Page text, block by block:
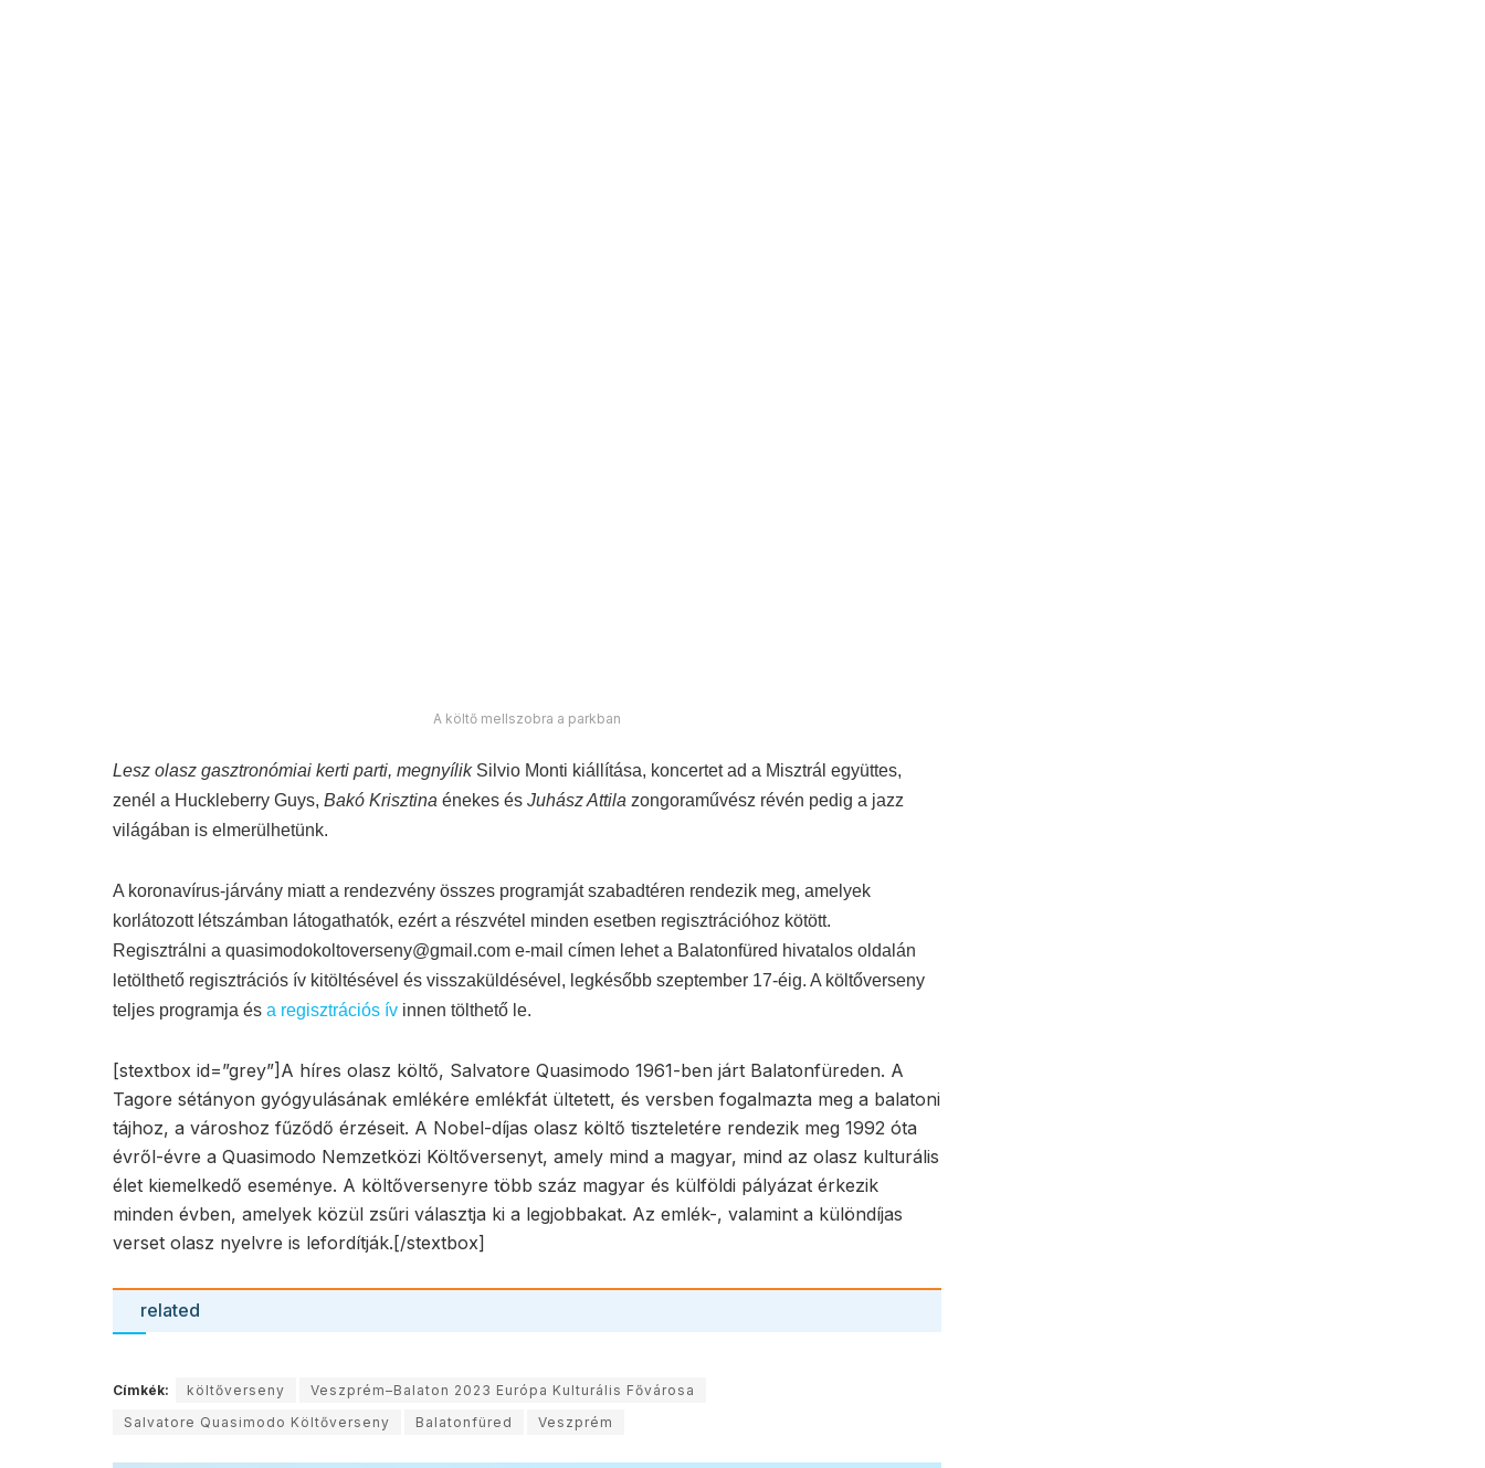
Előző hír
autóból nézve
sporttelepéről
KAPCSOLÓDÓCIKKEK
NÁPOLY – A város, ahol kétszer sírsz
KOVÁCS HANGA 2026.08.04.
Nápolyi utunk egyfajta önismereti útként is definiálható. Az ember
ráébred, hogy bizonyos környezet egyszerűen nem neki való –
vagy éppen...
FILMPIKNIK – Osvárt Andrea lesz
A színészként és producerként is ismert Osvárt Andrea lesz
a megújult Filmpiknik házigazdája. Visszakapcsolódva Veszprém